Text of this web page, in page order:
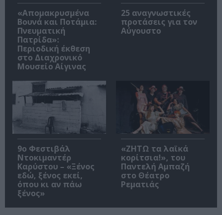
«Απομακρυσμένα
Βουνά και Ποτάμια:
Πνευματική
Πατρίδα»:
Περιοδική έκθεση
στο Διαχρονικό
Μουσείο Αίγινας
25 αναγνωστικές
προτάσεις για τον
Αύγουστο
9ο Φεστιβάλ
Ντοκιμαντέρ
Καρύστου – «Ξένος
εδώ, ξένος εκεί,
όπου κι αν πάω
ξένος»
«ΖΗΤΩ τα λαϊκά
κορίτσια!», του
Παντελή Αμπαζή
στο Θέατρο
Ρεματιάς